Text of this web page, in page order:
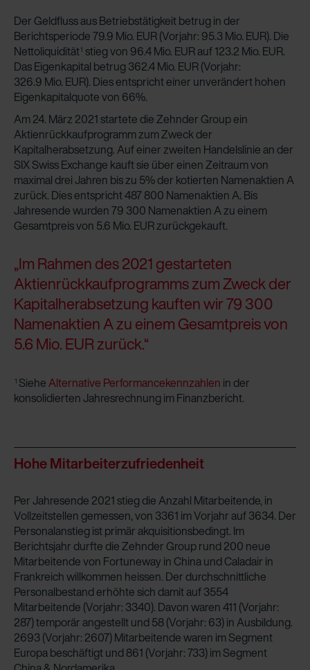
Der Geldfluss aus Betriebstätigkeit betrug in der
Berichtsperiode 79.9 Mio. EUR (Vorjahr: 95.3 Mio. EUR). Die
Nettoliquidität1 stieg von 96.4 Mio. EUR auf 123.2 Mio. EUR.
Das Eigenkapital betrug 362.4 Mio. EUR (Vorjahr:
326.9 Mio. EUR). Dies entspricht einer unverändert hohen
Eigenkapitalquote von 66%.
Am 24. März 2021 startete die Zehnder Group ein
Aktienrückkaufprogramm zum Zweck der
Kapitalherabsetzung. Auf einer zweiten Handelslinie an der
SIX Swiss Exchange kauft sie über einen Zeitraum von
maximal drei Jahren bis zu 5% der kotierten Namenaktien A
zurück. Dies entspricht 487 800 Namenaktien A. Bis
Jahresende wurden 79 300 Namenaktien A zu einem
Gesamtpreis von 5.6 Mio. EUR zurückgekauft.
„Im Rahmen des 2021 gestarteten
Aktienrückkaufprogramms zum Zweck der
Kapitalherabsetzung kauften wir 79 300
Namenaktien A zu einem Gesamtpreis von
5.6 Mio. EUR zurück.“
1 SieheAlternative Performancekennzahlen in der
konsolidierten Jahresrechnung im Finanzbericht.
Hohe Mitarbeiterzufriedenheit
Per Jahresende 2021 stieg die Anzahl Mitarbeitende, in
Vollzeitstellen gemessen, von 3361 im Vorjahr auf 3634. Der
Personalanstieg ist primär akquisitionsbedingt. Im
Berichtsjahr durfte die Zehnder Group rund 200 neue
Mitarbeitende von Fortuneway in China und Caladair in
Frankreich willkommen heissen. Der durchschnittliche
Personalbestand erhöhte sich damit auf 3554
Mitarbeitende (Vorjahr: 3340). Davon waren 411 (Vorjahr:
287) temporär angestellt und 58 (Vorjahr: 63) in Ausbildung.
2693 (Vorjahr: 2607) Mitarbeitende waren im Segment
Europa beschäftigt und 861 (Vorjahr: 733) im Segment